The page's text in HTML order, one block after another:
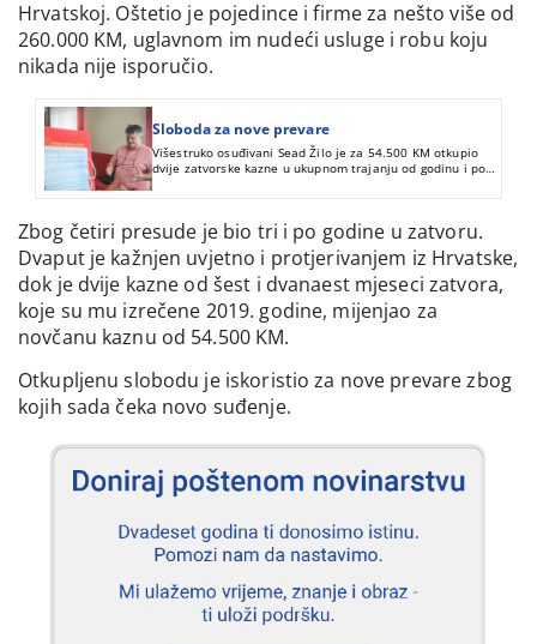
Hrvatskoj. Oštetio je pojedince i firme za nešto više od
260.000 KM, uglavnom im nudeći usluge i robu koju
nikada nije isporučio.
Sloboda za nove prevare
Višestruko osuđivani Sead Žilo je za 54.500 KM otkupio
dvije zatvorske kazne u ukupnom trajanju od godinu i po
dana. Kupljenu slobodu je iskoristio za nove prevare,
Zbog četiri presude je bio tri i po godine u zatvoru.
Dvaput je kažnjen uvjetno i protjerivanjem iz Hrvatske,
dok je dvije kazne od šest i dvanaest mjeseci zatvora,
koje su mu izrečene 2019. godine, mijenjao za
novčanu kaznu od 54.500 KM.
Otkupljenu slobodu je iskoristio za nove prevare zbog
kojih sada čeka novo suđenje.